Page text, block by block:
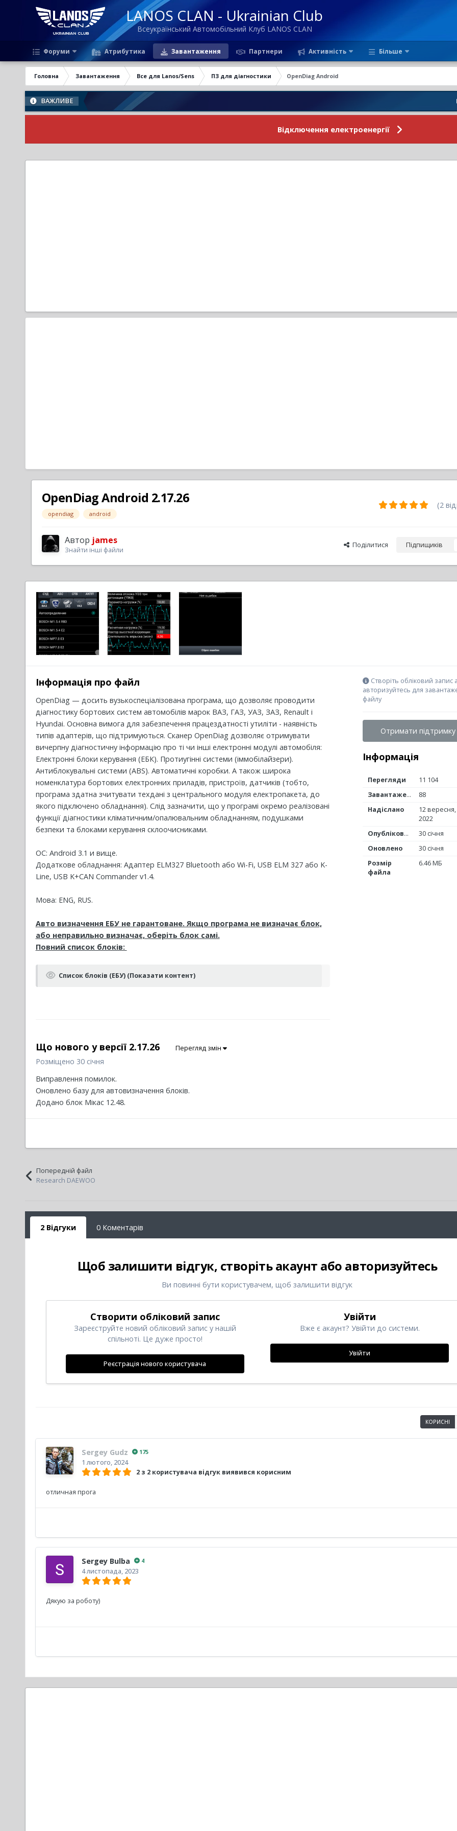
LANOS CLAN - Ukrainian Club
Всеукраїнський Автомобільний Клуб LANOS CLAN
Форуми Атрибутика Завантаження Партнери Активність Більше
Головна Завантаження Все для Lanos/Sens ПЗ для діагностики OpenDiag Android
ВАЖЛИВЕ
Відключення електроенергії
OpenDiag Android 2.17.26
opendiag android
(2
Автор james
Знайти інші файли
Поділитися Підпищиків
Інформація про файл
OpenDiag — досить вузькоспеціалізована програма, що дозволяє проводити
діагностику бортових систем автомобілів марок ВАЗ, ГАЗ, УАЗ, ЗАЗ, Renault і
Hyundai. Основна вимога для забезпечення працездатності утиліти - наявність
типів адаптерів, що підтримуються. Сканер OpenDiag дозволяє отримувати
вичерпну діагностичну інформацію про ті чи інші електронні модулі автомобіля:
Електронні блоки керування (ЕБК). Протиугінні системи (іммобілайзери).
Антиблокувальні системи (ABS). Автоматичні коробки. А також широка
номенклатура бортових електронних приладів, пристроїв, датчиків (тобто,
програма здатна зчитувати техдані з центрального модуля електропакета, до
якого підключено обладнання). Слід зазначити, що у програмі окремо реалізовані
функції діагностики кліматичним/опалювальним обладнанням, подушками
безпеки та блоками керування склоочисниками.
ОС: Android 3.1 и вище.
Додаткове обладнання: Адаптер ELM327 Bluetooth або Wi-Fi, USB ELM 327 або K-
Line, USB K+CAN Commander v1.4.
Мова: ENG, RUS.
Авто визначення ЕБУ не гарантоване. Якщо програма не визначає блок,
або неправильно визначає, оберіть блок самі.
Повний список блоків:
Список блоків (ЕБУ) (Показати контент)
Що нового у версії 2.17.26 Перегляд змін
Розміщено 30 січня
Виправлення помилок.
Оновлено базу для автовизначення блоків.
Додано блок Мікас 12.48.
Створіть обліковий запис
авторизуйтесь для
файлу
Отримати підтримку
Інформація
Перегляди
11 104
Завантаження
88
Надіслано
12 вересня,
2022
Опубліковано
30 січня
Оновлено
30 січня
Розмір
файла
6.46 МБ
Попередній файл
Research DAEWOO
2 Відгуки 0 Коментарів
Щоб залишити відгук, створіть акаунт або авторизуйтесь
Ви повинні бути користувачем, щоб залишити відгук
Створити обліковий запис
Зареєструйте новий обліковий запис у нашій
спільноті. Це дуже просто!
Реєстрація нового користувача
Увійти
Вже є акаунт? Увійти до системи.
Увійти
КОРИСНІ
Sergey Gudz 175
1 лютого, 2024
2 з 2 користувача відгук виявився корисним
отличная прога
Sergey Bulba 4
4 листопада, 2023
Дякую за роботу)